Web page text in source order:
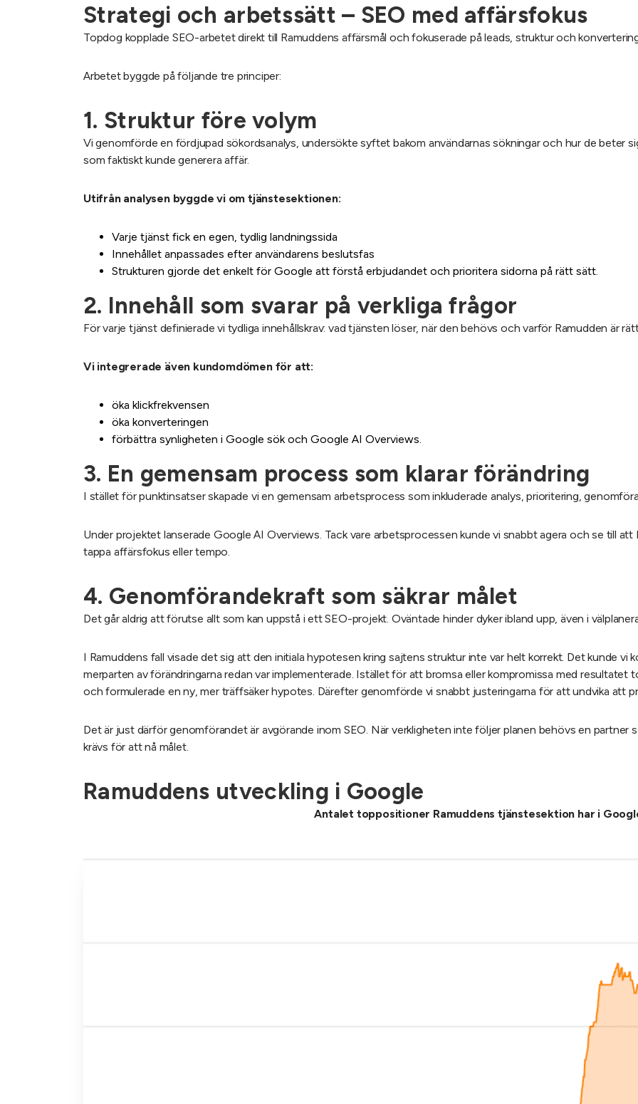
Strategi och arbetssätt – SEO med affärsfokus
Topdog kopplade SEO-arbetet direkt till Ramuddens affärsmål och fokuserade på leads, struktur och
Arbetet byggde på följande tre principer:
1. Struktur före volym
Vi genomförde en fördjupad sökordsanalys, undersökte syftet bakom användarnas sökningar och hur de beter
som faktiskt kunde generera affär.
Utifrån analysen byggde vi om tjänstesektionen:
Varje tjänst fick en egen, tydlig landningssida
Innehållet anpassades efter användarens beslutsfas
Strukturen gjorde det enkelt för Google att förstå erbjudandet och prioritera sidorna på rätt sätt.
2. Innehåll som svarar på verkliga frågor
För varje tjänst definierade vi tydliga innehållskrav: vad tjänsten löser, när den behövs och varför Ramudden är
Vi integrerade även kundomdömen för att:
öka klickfrekvensen
öka konverteringen
förbättra synligheten i Google sök och Google AI Overviews.
3. En gemensam process som klarar förändring
I stället för punktinsatser skapade vi en gemensam arbetsprocess som inkluderade analys, prioritering,
Under projektet lanserade Google AI Overviews. Tack vare arbetsprocessen kunde vi snabbt agera och se till
tappa affärsfokus eller tempo.
4. Genomförandekraft som säkrar målet
Det går aldrig att förutse allt som kan uppstå i ett SEO-projekt. Oväntade hinder dyker ibland upp, även i
I Ramuddens fall visade det sig att den initiala hypotesen kring sajtens struktur inte var helt korrekt. Det kunde
merparten av förändringarna redan var implementerade. Istället för att bromsa eller kompromissa med
och formulerade en ny, mer träffsäker hypotes. Därefter genomförde vi snabbt justeringarna för att undvika att
Det är just därför genomförandet är avgörande inom SEO. När verkligheten inte följer planen behövs en partner
krävs för att nå målet.
Ramuddens utveckling i Google
Antalet toppositioner Ramuddens tjänstesektion har i